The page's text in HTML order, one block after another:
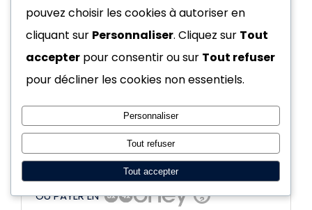
Coffret Pokémon Premiers
Partenaires Vol 3 – 1 Mini tin
Illumis FR
42,90€
OU PAYER EN ?
pouvez choisir les cookies à autoriser en
cliquant sur Personnaliser. Cliquez sur Tout
accepter pour consentir ou sur Tout refuser
pour décliner les cookies non essentiels.
Personnaliser
Tout refuser
Tout accepter